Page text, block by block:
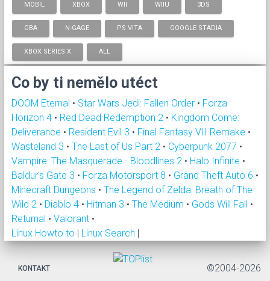
MOBIL XBOX WII WIIU 3DS
GBA N-GAGE PS VITA GOOGLE STADIA
XBOX SERIES X ALL
Co by ti nemělo utéct
DOOM Eternal • Star Wars Jedi: Fallen Order • Forza
Horizon 4 • Red Dead Redemption 2 • Kingdom Come:
Deliverance • Resident Evil 3 • Final Fantasy VII Remake •
Wasteland 3 • The Last of Us Part 2 • Cyberpunk 2077 •
Vampire: The Masquerade - Bloodlines 2 • Halo Infinite •
Baldur's Gate 3 • Forza Motorsport 8 • Grand Theft Auto 6 •
Minecraft Dungeons • The Legend of Zelda: Breath of The
Wild 2 • Diablo 4 • Hitman 3 • The Medium • Gods Will Fall •
Returnal • Valorant •
Linux Howto to | Linux Search |
KONTAKT ©2004-2026